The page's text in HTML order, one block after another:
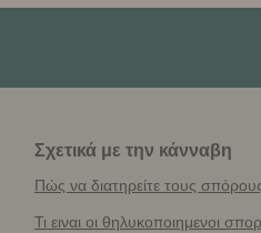
Σχετικά με την κάνναβη
Πώς να διατηρείτε τους
Τι ειναι οι θηλυκοποιημενοι